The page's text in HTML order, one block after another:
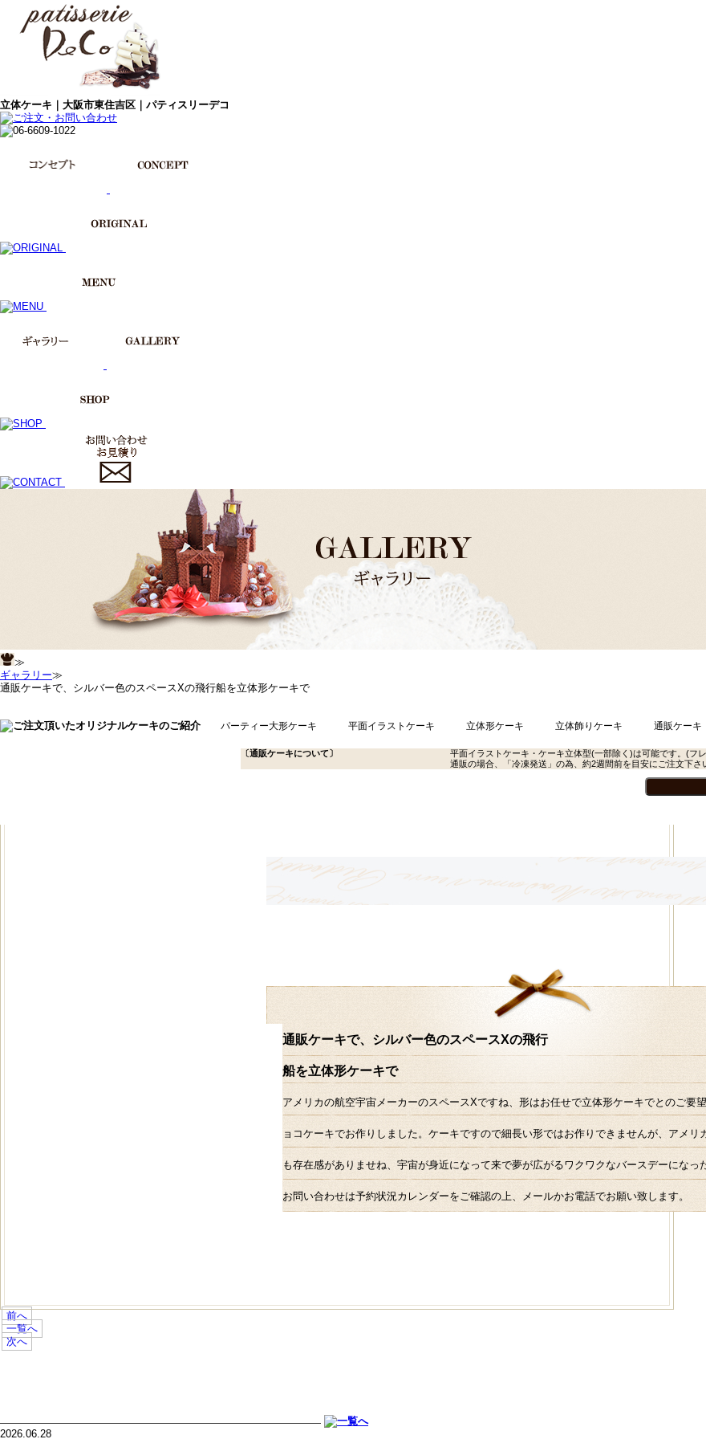
立体ケーキ｜大阪市東住吉区｜パティスリーデコ
≫
ギャラリー≫
通販ケーキで、シルバー色のスペースXの飛行船を立体形ケーキで
パーティー大形ケーキ 平面イラストケーキ 立体形ケーキ 立体飾りケーキ 通販ケーキ
〔通販ケーキについて〕
平面イラストケーキ・ケーキ立体型(一部除く)は可能です。(フ
通販の場合、「冷凍発送」の為、約2週間前を目安にご注文下さ
通販ケーキで、シルバー色のスペースXの飛行
船を立体形ケーキで
アメリカの航空宇宙メーカーのスペースXですね、形はお任せで立体形ケーキでとのご要
ョコケーキでお作りしました。ケーキですので細長い形ではお作りできませんが、アメリ
も存在感がありませね、宇宙が身近になって来で夢が広がるワクワクなバースデーになっ
お問い合わせは予約状況カレンダーをご確認の上、メールかお電話でお願い致します。
前へ
一覧へ
次へ
2026.06.28